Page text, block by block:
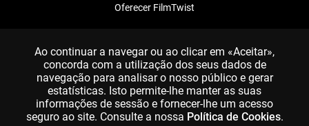
Oferecer FilmTwist
Ao continuar a navegar ou ao clicar em «Aceitar»,
concorda com a utilização dos seus dados de
navegação para analisar o nosso público e gerar
estatísticas. Isto permite-lhe manter as suas
informações de sessão e fornecer-lhe um acesso
seguro ao site. Consulte a nossa Política de Cookies.